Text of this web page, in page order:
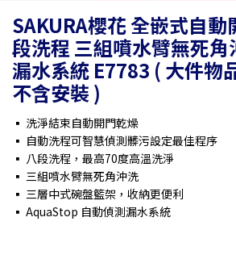
SAKURA櫻花 全嵌式自
段洗程 三組噴水臂無死角
漏水系統 E7783 ( 大件物
不含安裝 )
▪ 洗淨結束自動開門乾燥
▪ 自動洗程可智慧偵測髒污設定最佳程序
▪ 八段洗程，最高70度高溫洗淨
▪ 三組噴水臂無死角沖洗
▪ 三層中式碗盤籃架，收納更便利
▪ AquaStop 自動偵測漏水系統